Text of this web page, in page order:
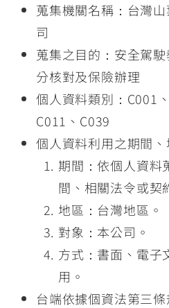
蒐集機關名稱：台灣
司
蒐集之目的：安全駕
分核對及保險辦理
個人資料類別：C001
C011、C039
個人資料利用之期間、
期間：依個人資料
間、相關法令或契
地區：台灣地區。
對象：本公司。
方式：書面、電子
用。
台端依據個資法第三